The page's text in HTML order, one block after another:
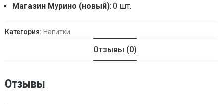
Магазин Мурино (новый): 0 шт.
Категория: Напитки
Отзывы (0)
Отзывы